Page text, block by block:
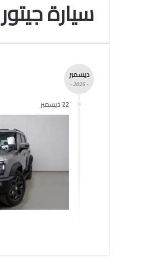
سيارة جيتور T2 موديل 2025
ديسمبر
- 2025 -
22 ديسمبر